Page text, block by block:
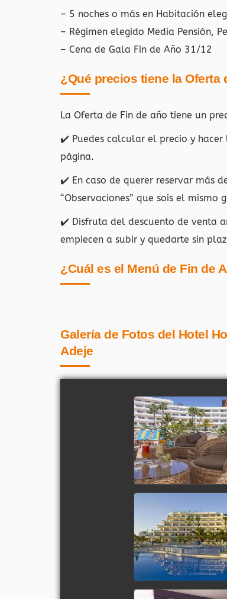
– 5 noches o más en Habitación
– Régimen elegido Media Pensión,
– Cena de Gala Fin de Año 31/12
¿Qué precios tiene la Oferta
La Oferta de Fin de año tiene un
✔️ Puedes calcular el precio y
página.
✔️ En caso de querer reservar más
“Observaciones” que sois el
✔️ Disfruta del descuento de venta
empiecen a subir y quedarte sin
¿Cuál es el Menú de Fin de
Galería de Fotos del Hotel
Adeje